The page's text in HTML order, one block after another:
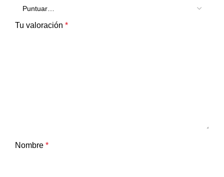
Tu valoración *
Nombre *